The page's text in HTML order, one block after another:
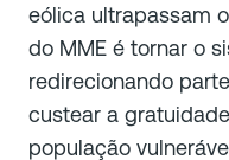
eólica ultrapassam
do MME é tornar o
redirecionando
custear a
população